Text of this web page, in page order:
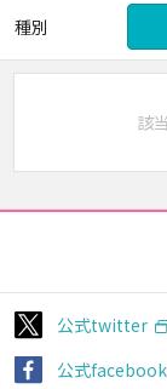
種別
該
公式twitter
公式facebook